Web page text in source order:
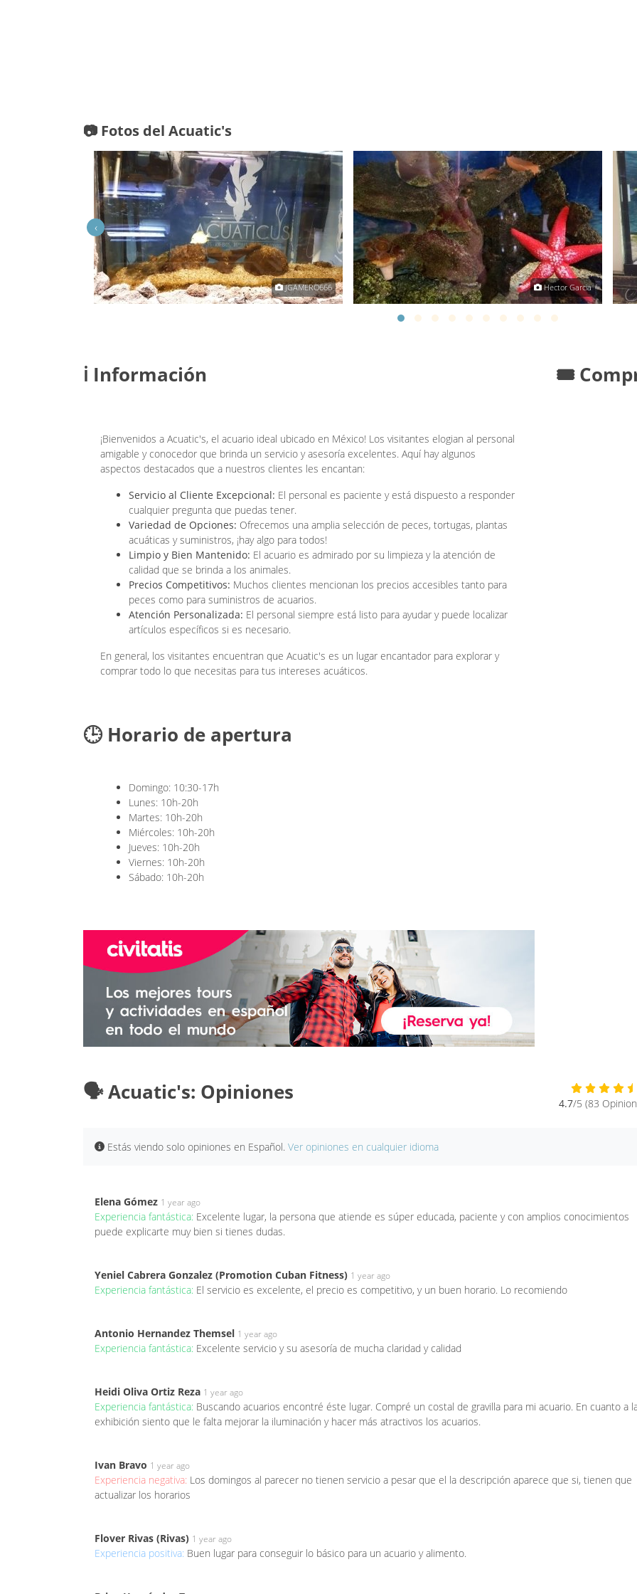
📷 Fotos del Acuatic's
JGAMERO666 Hector Garcia
‹
ℹ️ Información
¡Bienvenidos a Acuatic's, el acuario ideal ubicado en México! Los visitantes elogian al personal
amigable y conocedor que brinda un servicio y asesoría excelentes. Aquí hay algunos
aspectos destacados que a nuestros clientes les encantan:
Servicio al Cliente Excepcional: El personal es paciente y está dispuesto a responder
cualquier pregunta que puedas tener.
Variedad de Opciones: Ofrecemos una amplia selección de peces, tortugas, plantas
acuáticas y suministros, ¡hay algo para todos!
Limpio y Bien Mantenido: El acuario es admirado por su limpieza y la atención de
calidad que se brinda a los animales.
Precios Competitivos: Muchos clientes mencionan los precios accesibles tanto para
peces como para suministros de acuarios.
Atención Personalizada: El personal siempre está listo para ayudar y puede localizar
artículos específicos si es necesario.
En general, los visitantes encuentran que Acuatic's es un lugar encantador para explorar y
comprar todo lo que necesitas para tus intereses acuáticos.
🕒 Horario de apertura
Domingo: 10:30-17h
Lunes: 10h-20h
Martes: 10h-20h
Miércoles: 10h-20h
Jueves: 10h-20h
Viernes: 10h-20h
Sábado: 10h-20h
🎟️
🗣️ Acuatic's: Opiniones 4.7/5 (83
Estás viendo solo opiniones en Español. Ver opiniones en cualquier idioma
Elena Gómez 1 year ago
Experiencia fantástica: Excelente lugar, la persona que atiende es súper educada, paciente y con amplios conocimientos
puede explicarte muy bien si tienes dudas.
Yeniel Cabrera Gonzalez (Promotion Cuban Fitness) 1 year ago
Experiencia fantástica: El servicio es excelente, el precio es competitivo, y un buen horario. Lo recomiendo
Antonio Hernandez Themsel 1 year ago
Experiencia fantástica: Excelente servicio y su asesoría de mucha claridad y calidad
Heidi Oliva Ortiz Reza 1 year ago
Experiencia fantástica: Buscando acuarios encontré éste lugar. Compré un costal de gravilla para mi acuario. En cuanto a
exhibición siento que le falta mejorar la iluminación y hacer más atractivos los acuarios.
Ivan Bravo 1 year ago
Experiencia negativa: Los domingos al parecer no tienen servicio a pesar que el la descripción aparece que si, tienen que
actualizar los horarios
Flover Rivas (Rivas) 1 year ago
Experiencia positiva: Buen lugar para conseguir lo básico para un acuario y alimento.